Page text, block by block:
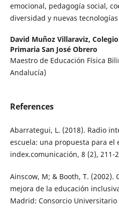
emocional, pedagogía social,
diversidad y nuevas
David Muñoz Villaraviz,
Primaria San José Obrero
Maestro de Educación Física
Andalucía)
References
Abarrategui, L. (2018). Radio
escuela: una propuesta para el
index.comunicación, 8 (2), 211-
Ainscow, M; & Booth, T. (2002).
mejora de la educación
Madrid: Consorcio